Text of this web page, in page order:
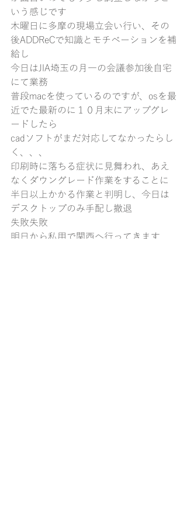
いう感じです
木曜日に多摩の現場立会い行い、その
後ADDReCで知識とモチベーションを補
給し
今日はJIA埼玉の月一の会議参加後自宅
にて業務
普段macを使っているのですが、osを最
近でた最新のに１０月末にアップグレ
ードしたら
cadソフトがまだ対応してなかったらし
く、、、
印刷時に落ちる症状に見舞われ、あえ
なくダウングレード作業をすることに
半日以上かかる作業と判明し、今日は
デスクトップのみ手配し撤退
失敗失敗
明日から私用で関西へ行ってきます